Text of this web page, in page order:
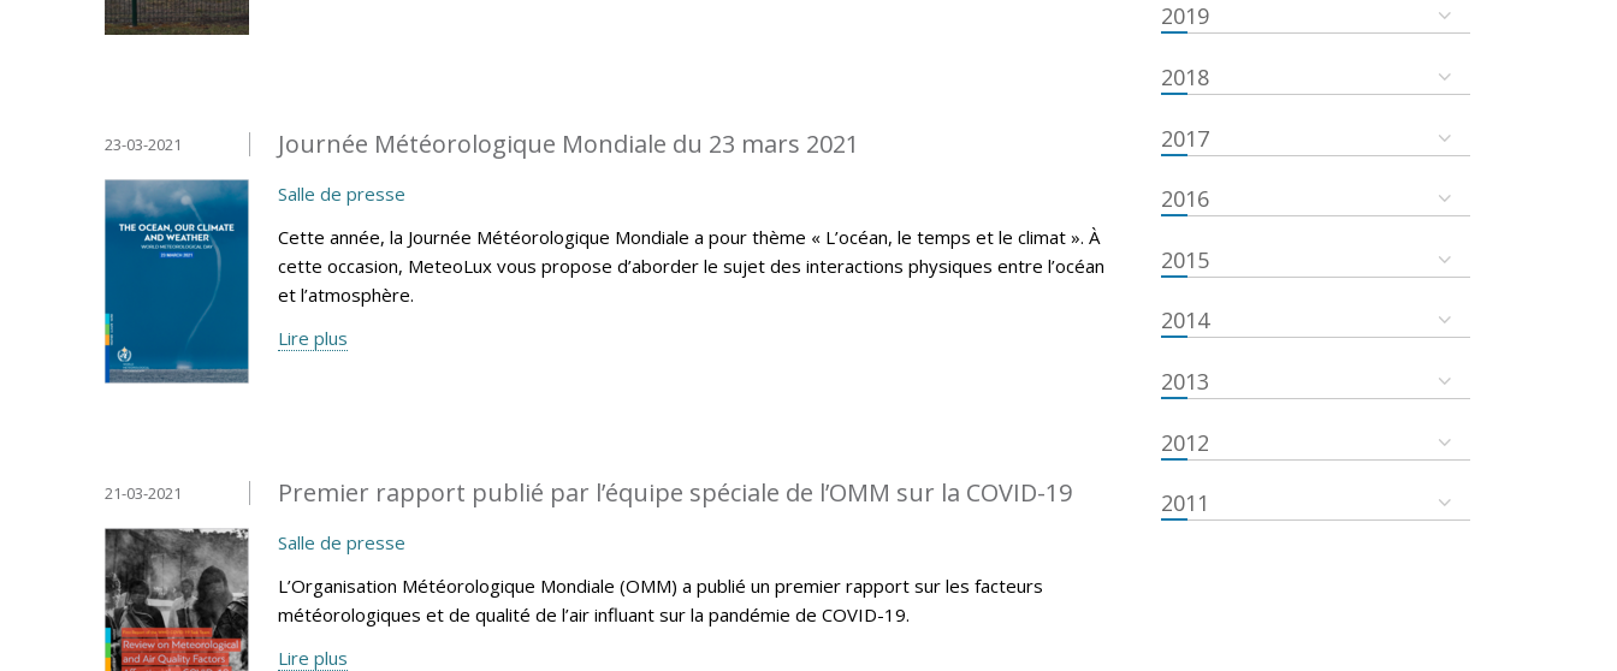
Journée Météorologique Mondiale du 23 mars 2021
23-03-2021
Salle de presse
Cette année, la Journée Météorologique Mondiale a pour thème « L’océan, le temps et le climat ». À
cette occasion, MeteoLux vous propose d’aborder le sujet des interactions physiques entre l’océan
et l’atmosphère.
Lire plus
Premier rapport publié par l’équipe spéciale de l’OMM sur la COVID-19
21-03-2021
Salle de presse
L’Organisation Météorologique Mondiale (OMM) a publié un premier rapport sur les facteurs
météorologiques et de qualité de l’air influant sur la pandémie de COVID-19.
Lire plus
2019
2018
2017
2016
2015
2014
2013
2012
2011